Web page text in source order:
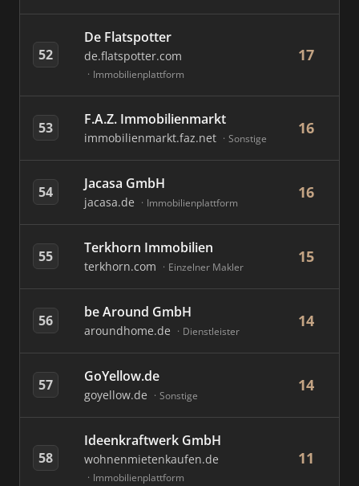
52
De Flatspotter
de.flatspotter.com
Immobilienplattform
17
53 F.A.Z. Immobilienmarkt
immobilienmarkt.faz.net Sonstige
16
54 Jacasa GmbH
jacasa.de Immobilienplattform
16
55 Terkhorn Immobilien
terkhorn.com Einzelner Makler
15
56 be Around GmbH
aroundhome.de Dienstleister
14
57 GoYellow.de
goyellow.de Sonstige
14
58
Ideenkraftwerk GmbH
wohnenmietenkaufen.de
Immobilienplattform
11